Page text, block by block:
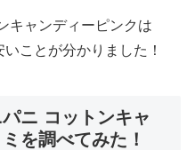
キャンディーピンクは
ことが分かりました！
ニ コットンキャ
を調べてみた！